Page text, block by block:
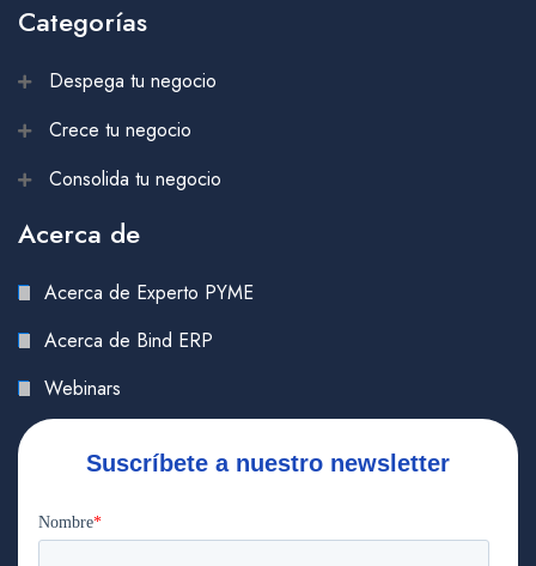
Categorías
Despega tu negocio
Crece tu negocio
Consolida tu negocio
Acerca de
Acerca de Experto PYME
Acerca de Bind ERP
Webinars
Suscríbete a nuestro newsletter